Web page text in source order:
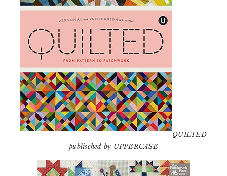
QUILTED
publisched by UPPERCASE